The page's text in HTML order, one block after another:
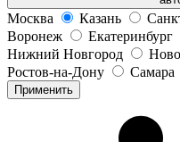
Москва Казань
Воронеж
Екатеринбург
Нижний Новгород
Ростов-на-Дону
Самара
Применить